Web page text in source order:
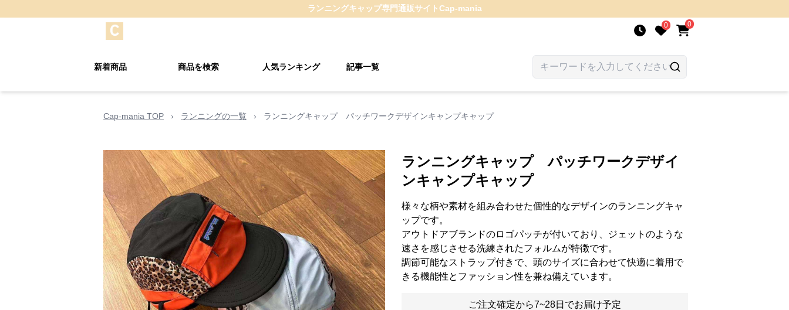
ランニングキャップ専門通販サイトCap-mania
0 0
新着商品 商品を検索 人気ランキング 記事一覧
Cap-mania TOP › ランニングの一覧 › ランニングキャップ パッチワークデザインキャンプキャップ
ランニングキャップ パッチワークデザイ
ンキャンプキャップ
様々な柄や素材を組み合わせた個性的なデザインのランニングキャ
ップです。
アウトドアブランドのロゴパッチが付いており、ジェットのような
速さを感じさせる洗練されたフォルムが特徴です。
調節可能なストラップ付きで、頭のサイズに合わせて快適に着用で
きる機能性とファッション性を兼ね備えています。
ご注文確定から7~28日でお届け予定